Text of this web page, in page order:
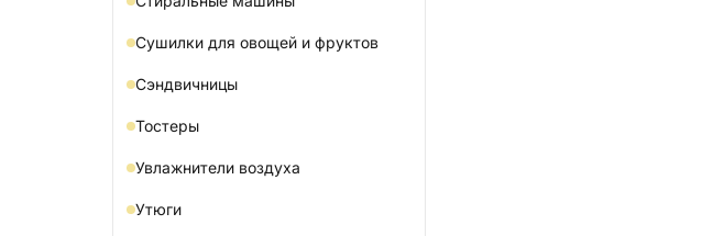
Сушилки для овощей и фруктов
Сэндвичницы
Тостеры
Увлажнители воздуха
Утюги